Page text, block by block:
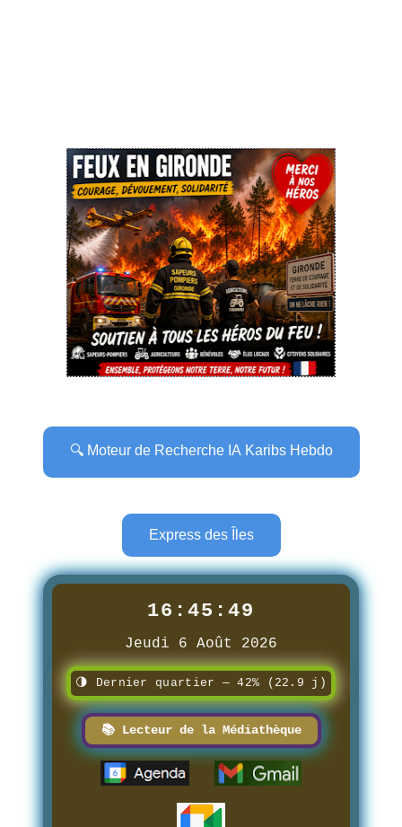
🔍 Moteur de Recherche IA Karibs Hebdo
Express des Îles
16:45:50
Jeudi 6 Août 2026
🌗 Dernier quartier — 42% (22.9 j)
📚 Lecteur de la Médiathèque